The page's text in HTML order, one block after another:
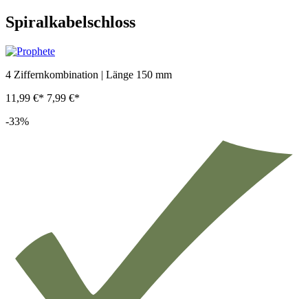
Spiralkabelschloss
4 Ziffernkombination | Länge 150 mm
11,99 €* 7,99 €*
-33%